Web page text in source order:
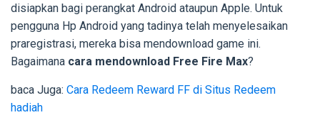
disiapkan bagi perangkat Android ataupun Apple. Untuk
pengguna Hp Android yang tadinya telah menyelesaikan
praregistrasi, mereka bisa mendownload game ini.
Bagaimana cara mendownload Free Fire Max?
baca Juga: Cara Redeem Reward FF di Situs Redeem
hadiah